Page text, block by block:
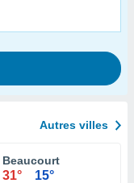
Autres villes
Beaucourt
31° 15°